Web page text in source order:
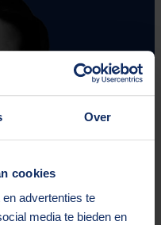
Over
cookies
advertenties te
media te bieden en